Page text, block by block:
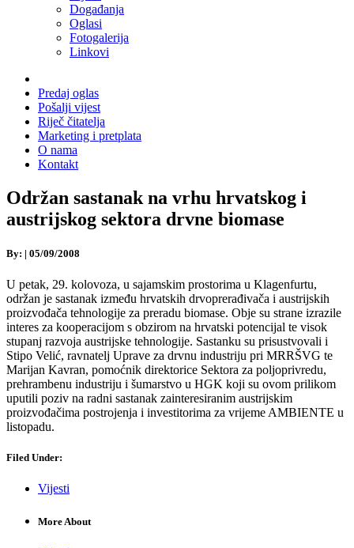
Događanja
Oglasi
Fotogalerija
Linkovi
Predaj oglas
Pošalji vijest
Riječ čitatelja
Marketing i pretplata
O nama
Kontakt
Održan sastanak na vrhu hrvatskog i
austrijskog sektora drvne biomase
By: | 05/09/2008
U petak, 29. kolovoza, u sajamskim prostorima u Klagenfurtu,
održan je sastanak između hrvatskih drvoprerađivača i austrijskih
proizvođača tehnologije za preradu biomase. Obje su strane izrazile
interes za kooperacijom s obzirom na hrvatski potencijal te visok
stupanj razvoja austrijske tehnologije. Sastanku su prisustvovali i
Stipo Velić, ravnatelj Uprave za drvnu industriju pri MRRŠVG te
Marijan Kavran, pomoćnik direktorice Sektora za poljoprivredu,
prehrambenu industriju i šumarstvo u HGK koji su ovom prilikom
uputili poziv na radni sastanak zainteresiranim austrijskim
proizvođačima postrojenja i investitorima za vrijeme AMBIENTE u
listopadu.
Filed Under:
Vijesti
More About